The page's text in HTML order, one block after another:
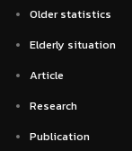
Older statistics
Elderly situation
Article
Research
Publication